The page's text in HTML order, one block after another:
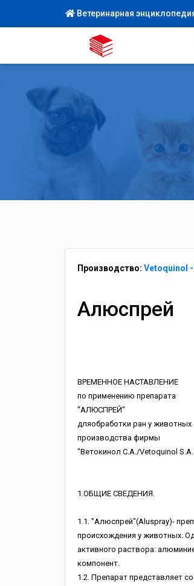
Ветеринарная
Производство: Vetoquinol
Алюспрей
ВРЕМЕННОЕ НАСТАВЛЕНИЕ
по применению препарата
"АЛЮСПРЕЙ"
дляобработки ран у животных
производства фирмы
"Ветокинол С.А./Vetoquinol
1.ОБЩИЕ СВЕДЕНИЯ.
1.1. "Алюспрей"(Aluspray)-
происхождения у животных.
активного раствора:
компонент.
1.2. Препарат представляет